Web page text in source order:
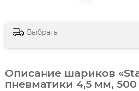
Выбрать
Описание шариков
пневматики 4,5 мм, 500